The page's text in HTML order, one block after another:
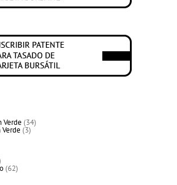
Verde 3434
productos
Verde 33
productos
6262
productos